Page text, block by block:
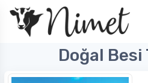
Doğal Besi